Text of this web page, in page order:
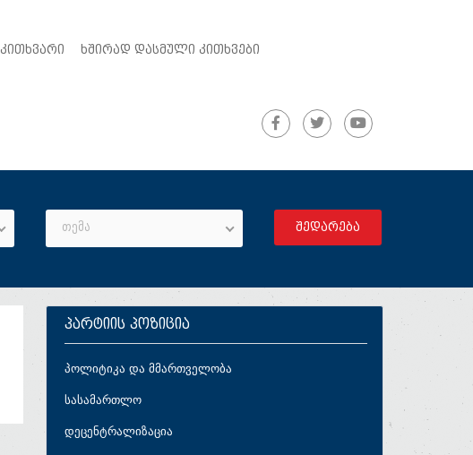
ᲙᲘᲗᲮᲕᲐᲠᲘ
ᲮᲨᲘᲠᲐᲓ ᲓᲐᲡᲛᲣᲚᲘ ᲙᲘᲗᲮᲕᲔᲑᲘ
თემა
პარტიის პოზიცია
პოლიტიკა და მმართველობა
სასამართლო
დეცენტრალიზაცია